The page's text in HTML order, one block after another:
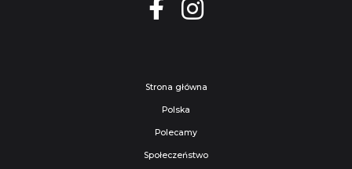
Strona główna
Polska
Polecamy
Społeczeństwo